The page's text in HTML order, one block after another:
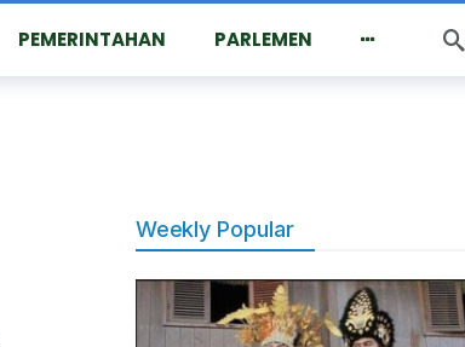
PEMERINTAHAN PARLEMEN
Weekly Popular